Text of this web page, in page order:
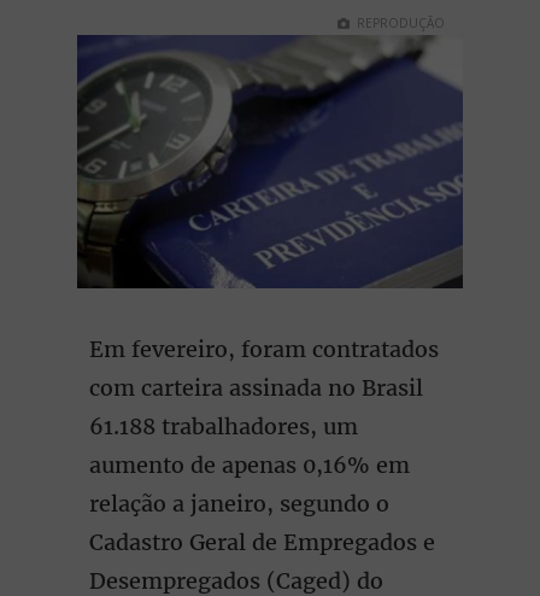
REPRODUÇÃO
Em fevereiro, foram contratados
com carteira assinada no Brasil
61.188 trabalhadores, um
aumento de apenas 0,16% em
relação a janeiro, segundo o
Cadastro Geral de Empregados e
Desempregados (Caged) do